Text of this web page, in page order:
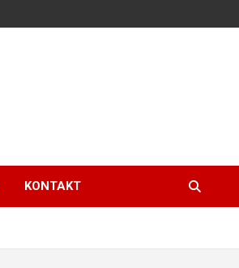
KONTAKT